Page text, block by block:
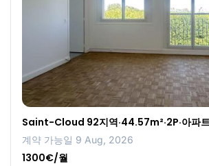
Saint-Cloud 92지역·44.57m²·2P·아파트
계약 가능일 9 Aug, 2026
1300€/월